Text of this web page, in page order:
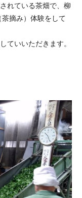
れている茶畑で、柳
摘み）体験をして
ていいただきます。